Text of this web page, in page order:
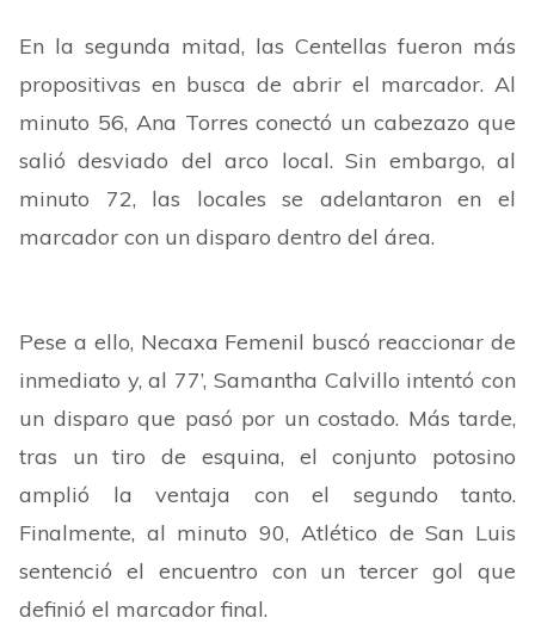
En la segunda mitad, las Centellas fueron más
propositivas en busca de abrir el marcador. Al
minuto 56, Ana Torres conectó un cabezazo que
salió desviado del arco local. Sin embargo, al
minuto 72, las locales se adelantaron en el
marcador con un disparo dentro del área.
Pese a ello, Necaxa Femenil buscó reaccionar de
inmediato y, al 77’, Samantha Calvillo intentó con
un disparo que pasó por un costado. Más tarde,
tras un tiro de esquina, el conjunto potosino
amplió la ventaja con el segundo tanto.
Finalmente, al minuto 90, Atlético de San Luis
sentenció el encuentro con un tercer gol que
definió el marcador final.